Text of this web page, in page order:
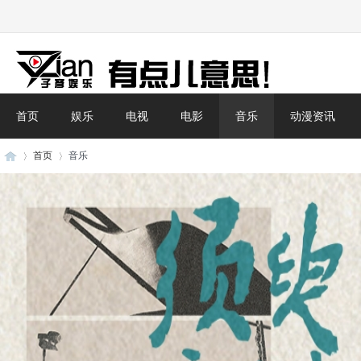
首页 娱乐 电视 电影 音乐 动漫资讯
首页 音乐